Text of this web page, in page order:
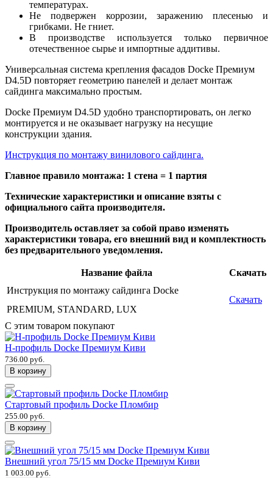
температурах.
Не подвержен коррозии, заражению плесенью и
грибками. Не гниет.
В производстве используется только первичное
отечественное сырье и импортные аддитивы.
Универсальная система крепления фасадов Docke Премиум
D4.5D повторяет геометрию панелей и делает монтаж
сайдинга максимально простым.
Docke Премиум D4.5D удобно транспортировать, он легко
монтируется и не оказывает нагрузку на несущие
конструкции здания.
Инструкция по монтажу винилового сайдинга.
Главное правило монтажа: 1 стена = 1 партия
Технические характеристики и описание взяты с
официального сайта производителя.
Производитель оставляет за собой право изменять
характеристики товара, его внешний вид и комплектность
без предварительного уведомления.
Название файла
Скачать
Инструкция по монтажу сайдинга Docke
PREMIUM, STANDARD, LUX
Скачать
С этим товаром покупают
H-профиль Docke Премиум Киви
736.00 руб.
В корзину
Стартовый профиль Docke Пломбир
255.00 руб.
В корзину
Внешний угол 75/15 мм Docke Премиум Киви
1 003.00 руб.